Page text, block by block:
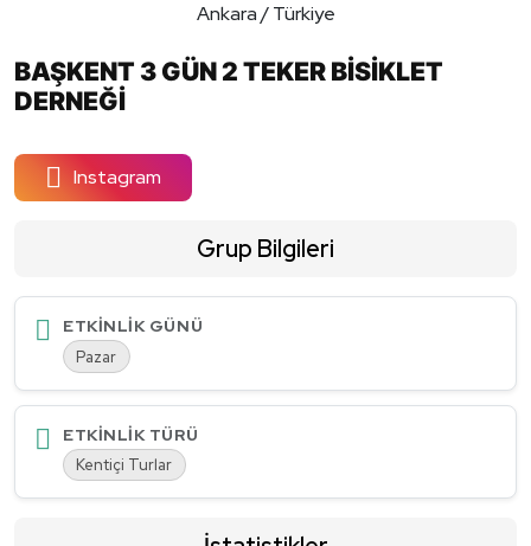
Ankara / Türkiye
BAŞKENT 3 GÜN 2 TEKER BİSİKLET
DERNEĞİ
Instagram
Grup Bilgileri
ETKINLIK GÜNÜ
Pazar
ETKINLIK TÜRÜ
Kentiçi Turlar